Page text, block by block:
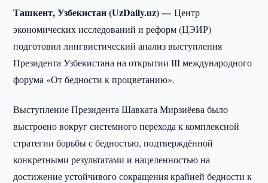
Ташкент, Узбекистан (UzDaily.uz) —Центр
экономических исследований и реформ (ЦЭИР)
подготовил лингвистический анализ выступления
Президента Узбекистана на открытии III международного
форума «От бедности к процветанию».
Выступление Президента Шавката Мирзиёева было
выстроено вокруг системного перехода к комплексной
стратегии борьбы с бедностью, подтверждённой
конкретными результатами и нацеленностью на
достижение устойчивого сокращения крайней бедности к